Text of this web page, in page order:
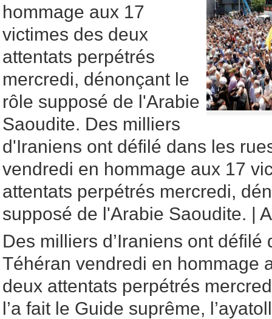
hommage aux 17
victimes des deux
attentats perpétrés
mercredi, dénonçant le
rôle supposé de l'Arabie
Saoudite. Des milliers
d'Iraniens ont défilé dans les
vendredi en hommage aux 17
attentats perpétrés mercredi,
supposé de l'Arabie Saoudite. |
Des milliers d’Iraniens ont défilé
Téhéran vendredi en hommage
deux attentats perpétrés
l’a fait le Guide suprême,